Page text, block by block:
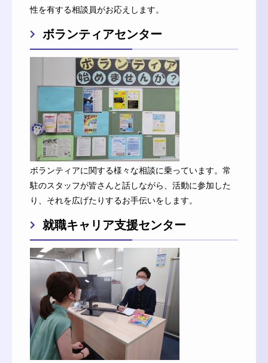
性を有する相談員がお応えします。
ボランティアセンター
ボランティアに関する様々な相談に乗っています。常
駐のスタッフが皆さんと話しながら、活動に参加した
り、それを広げたりするお手伝いをします。
就職キャリア支援センター